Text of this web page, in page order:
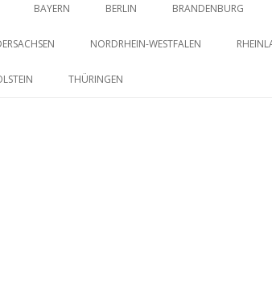
BAYERN BERLIN BRANDENBURG
NORDRHEIN-WESTFALEN
THÜRINGEN